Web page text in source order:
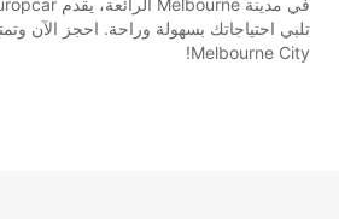
تلبي احتياجاتك بسهولة وراحة. احجز الآن
Melbourne City!